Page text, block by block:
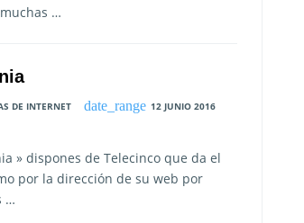
…
DE INTERNET
12 JUNIO 2016
» dispones de Telecinco que da el
por la dirección de su web por
…